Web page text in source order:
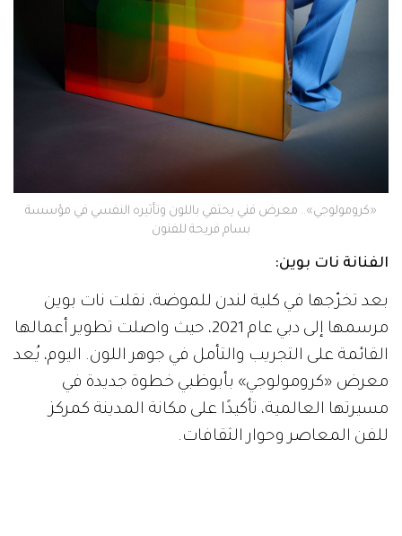
«كرومولوجي».. معرض فني يحتفي باللون وتأثيره النفسي في مؤسسة
بسام فريحة للفنون
الفنانة نات بوين:
بعد تخرّجها في كلية لندن للموضة، نقلت نات بوين
مرسمها إلى دبي عام 2021، حيث واصلت تطوير أعمالها
القائمة على التجريب والتأمل في جوهر اللون. اليوم، يُعد
معرض «كرومولوجي» بأبوظبي خطوة جديدة في
مسيرتها العالمية، تأكيدًا على مكانة المدينة كمركز
للفن المعاصر وحوار الثقافات.